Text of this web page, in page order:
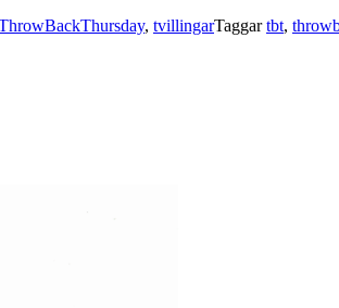
, tvillingarTaggartbt,